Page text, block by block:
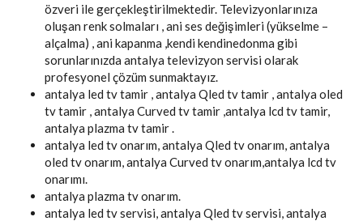
özveri ile gerçekleştirilmektedir. Televizyonlarınıza
oluşan renk solmaları , ani ses değişimleri (yükselme –
alçalma) , ani kapanma ,kendi kendinedonma gibi
sorunlarınızda antalya televizyon servisi olarak
profesyonel çözüm sunmaktayız.
antalya led tv tamir , antalya Qled tv tamir , antalya oled
tv tamir , antalya Curved tv tamir ,antalya lcd tv tamir,
antalya plazma tv tamir .
antalya led tv onarım, antalya Qled tv onarım, antalya
oled tv onarım, antalya Curved tv onarım,antalya lcd tv
onarımı.
antalya plazma tv onarım.
antalya led tv servisi, antalya Qled tv servisi, antalya